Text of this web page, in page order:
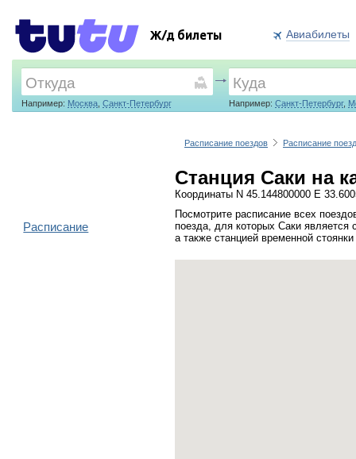
Ж/д билеты Авиабилеты
Например: Москва, Санкт-Петербург Например: Санкт-Петербург,
Расписание поездов Расписание
Станция Саки на
Координаты N 45.144800000 E
Посмотрите расписание всех
поезда, для которых Саки является
а также станцией временной
Расписание